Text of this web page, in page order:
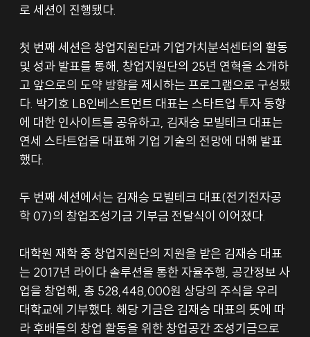
로 세션이 진행됐다.
첫 번째 세션은 창업지원단과 기업가치분석센터의 활동
및 성과 발표를 통해, 창업지원단의 25년 연혁을 소개하
고 앞으로의 도약 방향을 제시하는 프로그램으로 구성됐
다. 박기호 LB인베스트먼트 대표는 스타트업 투자 동향
에 대한 인사이트를 공유하고, 김재승 모빌테크 대표는
연세 스타트업을 대표해 기업 기술의 전망에 대해 발표
했다.
두 번째 세션에서는 김재승 모빌테크 대표(전기전자공
학 07)의 창업조성기금 기부금 전달식이 이어졌다.
대학원 재학 중 창업지원단의 지원을 받은 김재승 대표
는 2017년 라이다 솔루션을 통한 자율주행, 공간정보 사
업을 창업해, 총 528,448,000원 상당의 주식을 우리
대학교에 기부했다. 해당 기금은 김재승 대표의 뜻에 따
라 후배들의 창업 활동을 위한 창업공간 조성기금으로